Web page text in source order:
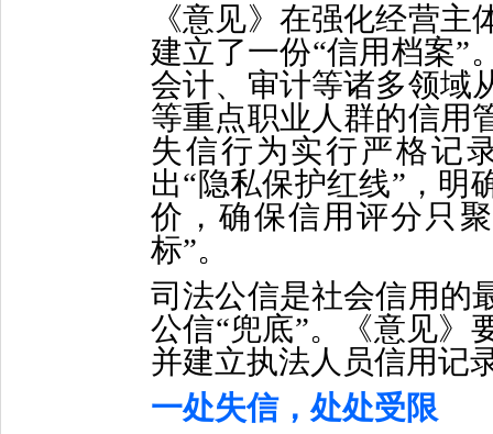
《意见》在强化经营
建立了一份“信用档案”
会计、审计等诸多领域
等重点职业人群的信用
失信行为实行严格记
出“隐私保护红线”，明
价，确保信用评分只
标”。
司法公信是社会信用的
公信“兜底”。《意见》
并建立执法人员信用记
一处失信，处处受限